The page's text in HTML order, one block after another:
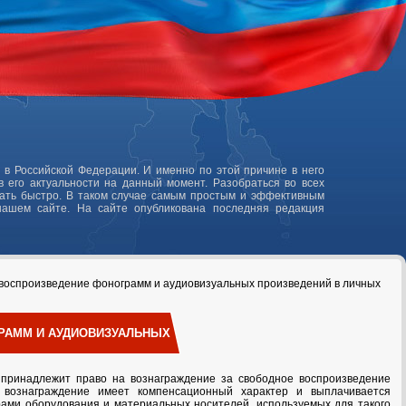
Российской Федерации. И именно по этой причине в него
актуальности на данный момент. Разобраться во всех
быстро. В таком случае самым простым и эффективным
сайте. На сайте опубликована последняя редакция
фонограмм и аудиовизуальных произведений в личных
И АУДИОВИЗУАЛЬНЫХ
право на вознаграждение за свободное воспроизведение
имеет компенсационный характер и выплачивается